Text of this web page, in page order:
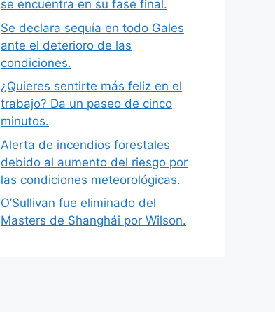
se encuentra en su fase final.
Se declara sequía en todo Gales
ante el deterioro de las
condiciones.
¿Quieres sentirte más feliz en el
trabajo? Da un paseo de cinco
minutos.
Alerta de incendios forestales
debido al aumento del riesgo por
las condiciones meteorológicas.
O’Sullivan fue eliminado del
Masters de Shanghái por Wilson.